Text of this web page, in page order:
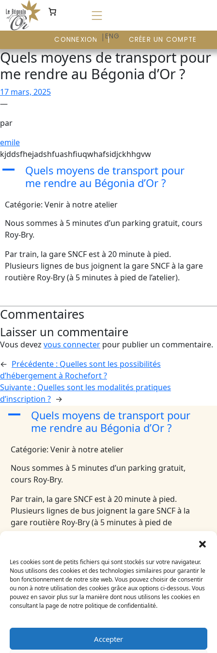
Les cookies sont de petits fichiers qui sont stockés sur votre navigateur.
Nous utilisons des cookies et des technologies similaires pour garantir le
bon fonctionnement de notre site web. Vous pouvez choisir de consentir
ou non à notre utilisation des cookies grâce aux options ci-dessous. Vous
pouvez en savoir plus sur la manière dont nous utilisons les cookies en
consultant la page de notre politique de confidentialité.
Accepter
au
contenu
FR | ENG
CONNEXION CRÉER UN COMPTE
Quels moyens de transport pour
me rendre au Bégonia d’Or ?
17 mars, 2025
—
par
emile
kjddsfhejadshfuashfiuqwhafsidjckhhgvw
A
Quels moyens de transport pour
me rendre au Bégonia d’Or ?
Catégorie: Venir à notre atelier
Nous sommes à 5 minutes d’un parking gratuit, cours
Roy-Bry.
Par train, la gare SNCF est à 20 minute à pied.
Plusieurs lignes de bus joignent la gare SNCF à la gare
routière Roy-Bry (à 5 minutes à pied de l’atelier).
Commentaires
Laisser un commentaire
Vous devez vous connecter pour publier un commentaire.
← Précédente : Quelles sont les possibilités
d’hébergement à Rochefort ?
Suivante : Quelles sont les modalités pratiques
d’inscription ? →
A
Quels moyens de transport pour
me rendre au Bégonia d’Or ?
Catégorie: Venir à notre atelier
Nous sommes à 5 minutes d’un parking gratuit,
cours Roy-Bry.
Par train, la gare SNCF est à 20 minute à pied.
Plusieurs lignes de bus joignent la gare SNCF à la
gare routière Roy-Bry (à 5 minutes à pied de
l’atelier).
Inscrivez-vous
à notre newsletter
Quels moyens de transport pour
me rendre au Bégonia d’Or ?
Catégorie: Venir à notre atelier